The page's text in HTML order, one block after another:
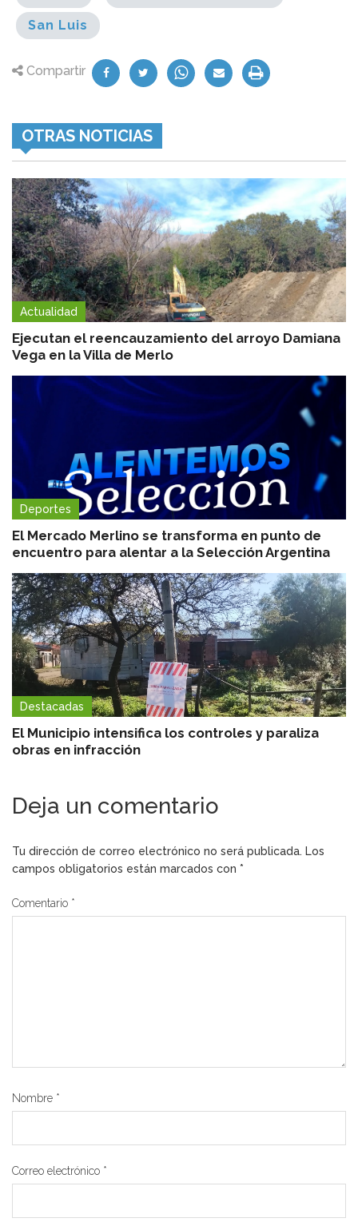
San Luis
Compartir
OTRAS NOTICIAS
Actualidad
Ejecutan el reencauzamiento del arroyo Damiana
Vega en la Villa de Merlo
Deportes
El Mercado Merlino se transforma en punto de
encuentro para alentar a la Selección Argentina
Destacadas
El Municipio intensifica los controles y paraliza
obras en infracción
Deja un comentario
Tu dirección de correo electrónico no será publicada. Los
campos obligatorios están marcados con *
Comentario *
Nombre *
Correo electrónico *